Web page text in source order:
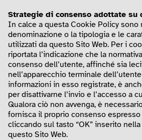
Strategie di consenso adottate su
In calce a questa Cookie Policy sono
denominazione o la tipologia e le
utilizzati da questo Sito Web. Per i
riportata l’indicazione che la
consenso dell’utente, affinché sia
nell’apparecchio terminale
informazioni in esso registrate, è
per disattivarne l’invio e l’accesso a
Qualora ciò non avvenga, è
fornisca il proprio consenso
cliccando sul tasto “OK” inserito
questo Sito Web.